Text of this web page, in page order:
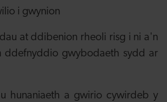
i gwynion
at ddibenion rheoli risg i ni a'n
ddefnyddio gwybodaeth sydd ar
hunaniaeth a gwirio cywirdeb y